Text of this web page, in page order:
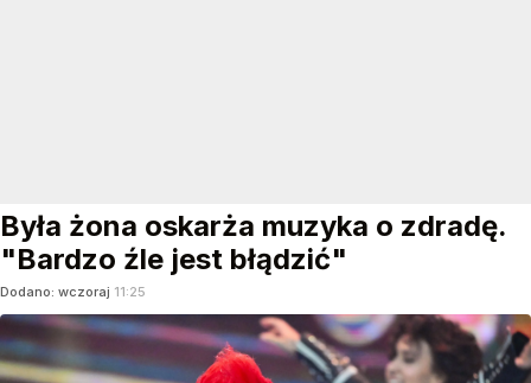
Była żona oskarża muzyka o zdradę.
"Bardzo źle jest błądzić"
Dodano: wczoraj 11:25